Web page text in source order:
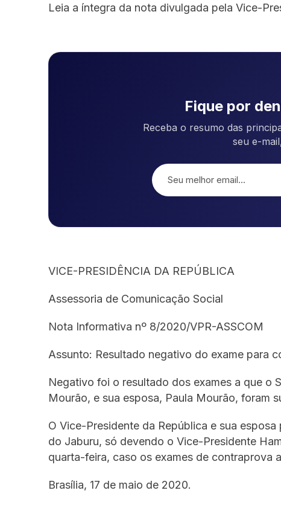
Leia a íntegra da nota divulgada pela Vice-
Fique por
Receba o resumo das
seu e-
VICE-PRESIDÊNCIA DA REPÚBLICA
Assessoria de Comunicação Social
Nota Informativa nº 8/2020/VPR-ASSCOM
Assunto: Resultado negativo do exame para
Negativo foi o resultado dos exames a que o
Mourão, e sua esposa, Paula Mourão, foram
O Vice-Presidente da República e sua
do Jaburu, só devendo o Vice-Presidente
quarta-feira, caso os exames de contraprova
Brasília, 17 de maio de 2020.